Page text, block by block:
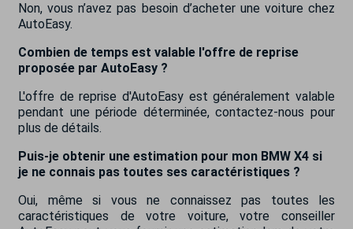
Non, vous n’avez pas besoin d’acheter une voiture chez
AutoEasy.
Combien de temps est valable l'offre de reprise
proposée par AutoEasy ?
L'offre de reprise d'AutoEasy est généralement valable
pendant une période déterminée, contactez-nous pour
plus de détails.
Puis-je obtenir une estimation pour mon BMW X4 si
je ne connais pas toutes ses caractéristiques ?
Oui, même si vous ne connaissez pas toutes les
caractéristiques de votre voiture, votre conseiller